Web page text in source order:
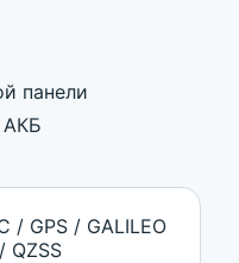
панели
АКБ
GPS / GALILEO
QZSS